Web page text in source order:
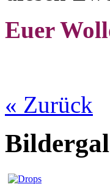
Euer
« Zurück